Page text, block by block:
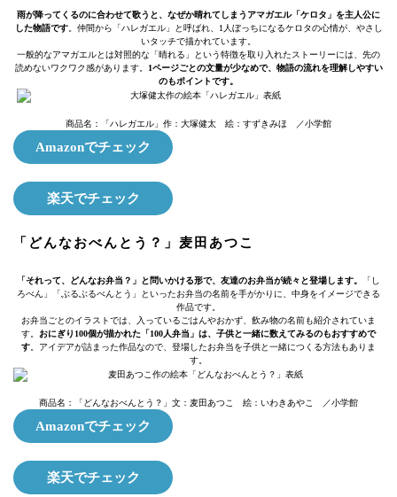
雨が降ってくるのに合わせて歌うと、なぜか晴れてしまうアマガエル「ケロタ」を主人公に
した物語です。仲間から「ハレガエル」と呼ばれ、1人ぼっちになるケロタの心情が、やさし
いタッチで描かれています。
一般的なアマガエルとは対照的な「晴れる」という特徴を取り入れたストーリーには、先の
読めないワクワク感があります。
1ページごとの文量が少なめで、物語の流れを理解しやすい
のもポイントです。
商品名：「ハレガエル」作：大塚健太 絵：すずきみほ ／小学館
Amazonでチェック
楽天でチェック
「どんなおべんとう？」麦田あつこ
「それって、どんなお弁当？」と問いかける形で、友達のお弁当が続々と登場します。
「し
ろべん」「ぶるぶるべんとう」といったお弁当の名前を手がかりに、中身をイメージできる
作品です。
お弁当ごとのイラストでは、入っているごはんやおかず、飲み物の名前も紹介されていま
す。 おにぎり100個が描かれた「100人弁当」は、子供と一緒に数えてみるのもおすすめで
す 。アイデアが詰まった作品なので、登場したお弁当を子供と一緒につくる方法もありま
す。
商品名：「どんなおべんとう？」文：麦田あつこ 絵：いわきあやこ ／小学館
Amazonでチェック
楽天でチェック